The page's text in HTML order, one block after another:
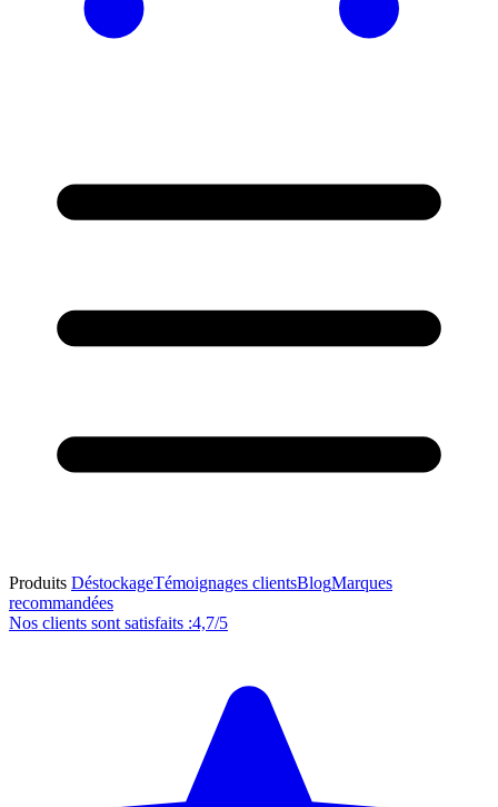
Produits DéstockageTémoignages clientsBlogMarques
recommandées
Nos clients sont satisfaits :4,7/5